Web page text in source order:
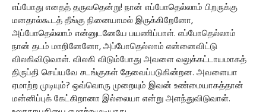
எப்போது எதைத் தருவதென்று! நான் எப்போதெல்லாம் பிறருக்கு
மனதால்கூடத் தீங்கு நினையாமல் இருக்கிறேனோ,
அப்போதெல்லாம் என்னுடனேயே பயணிப்பாள். எப்போதெல்லாம்
நான் தடம் மாறினேனோ, அப்போதெல்லாம் என்னைவிட்டு
விலகிவிடுவாள். விலகி விடும்போது அவளை வலுக்கட்டாயமாகத்
திருப்தி செய்யவே சடங்குகள் தேவைப்படுகின்றன. அவளையா
ஏமாற்ற முடியும்? ஒவ்வொரு முறையும் இவன் உண்மையாகத்தான்
மன்னிப்புக் கேட்கிறானா இல்லையா என்று அளந்துவிடுவாள்.